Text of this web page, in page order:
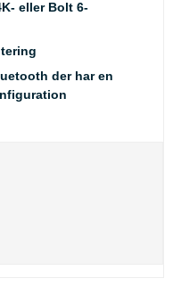
eller Bolt 6-
der har en